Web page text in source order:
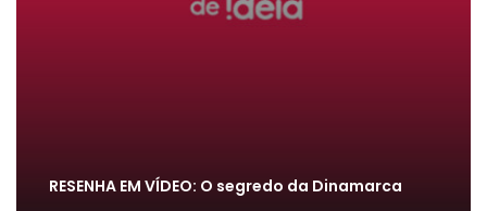
RESENHA EM VÍDEO: O segredo da Dinamarca